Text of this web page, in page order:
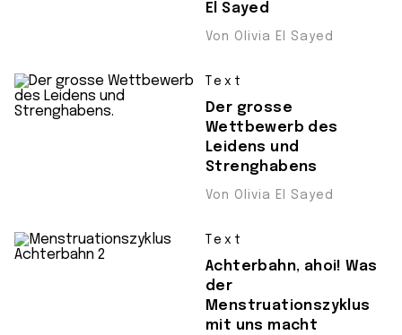
El Sayed
Von Olivia El Sayed
Text
Der grosse
Wettbewerb des
Leidens und
Strenghabens
Von Olivia El Sayed
Text
Achterbahn, ahoi! Was
der
Menstruationszyklus
mit uns macht